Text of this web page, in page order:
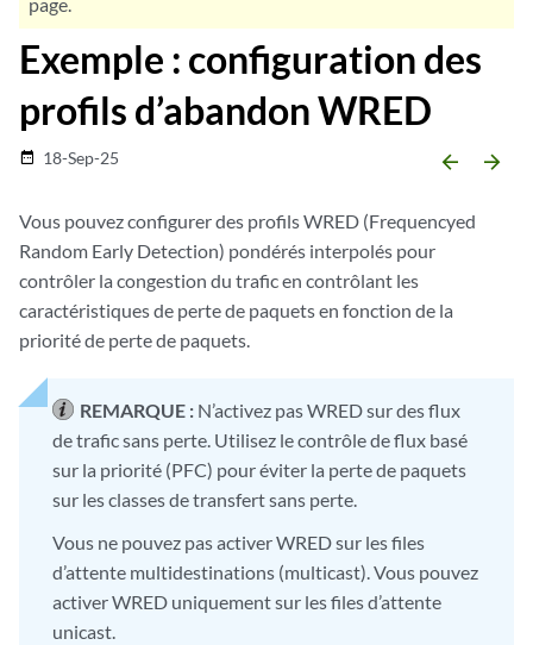
Exemple : configuration des
profils d’abandon WRED
date_range 18-Sep-25 arrow_backward arrow_forward
Vous pouvez configurer des profils WRED (Frequencyed
Random Early Detection) pondérés interpolés pour
contrôler la congestion du trafic en contrôlant les
caractéristiques de perte de paquets en fonction de la
priorité de perte de paquets.
REMARQUE : N’activez pas WRED sur des flux
de trafic sans perte. Utilisez le contrôle de flux basé
sur la priorité (PFC) pour éviter la perte de paquets
sur les classes de transfert sans perte.
Vous ne pouvez pas activer WRED sur les files
d’attente multidestinations (multicast). Vous pouvez
activer WRED uniquement sur les files d’attente
unicast.